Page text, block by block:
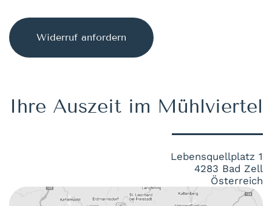
Ihre Auszeit im Mühlviertel
Lebensquellplatz 1
4283 Bad Zell
Österreich